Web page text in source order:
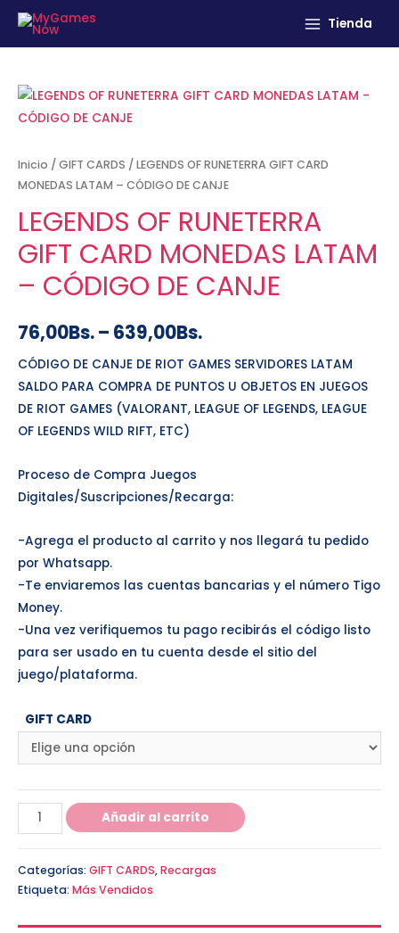
Tienda
Inicio /GIFT CARDS / LEGENDS OF RUNETERRA GIFT CARD
MONEDAS LATAM – CÓDIGO DE CANJE
LEGENDS OF RUNETERRA
GIFT CARD MONEDAS LATAM
– CÓDIGO DE CANJE
76,00Bs.– 639,00Bs.
CÓDIGO DE CANJE DE RIOT GAMES SERVIDORES LATAM
SALDO PARA COMPRA DE PUNTOS U OBJETOS EN JUEGOS
DE RIOT GAMES (VALORANT, LEAGUE OF LEGENDS, LEAGUE
OF LEGENDS WILD RIFT, ETC)
Proceso de Compra Juegos
Digitales/Suscripciones/Recarga:
-Agrega el producto al carrito y nos llegará tu pedido
por Whatsapp.
-Te enviaremos las cuentas bancarias y el número Tigo
Money.
-Una vez verifiquemos tu pago recibirás el código listo
para ser usado en tu cuenta desde el sitio del
juego/plataforma.
GIFT CARD
Añadir al carrito
Categorías: GIFT CARDS,Recargas
Etiqueta: Más Vendidos